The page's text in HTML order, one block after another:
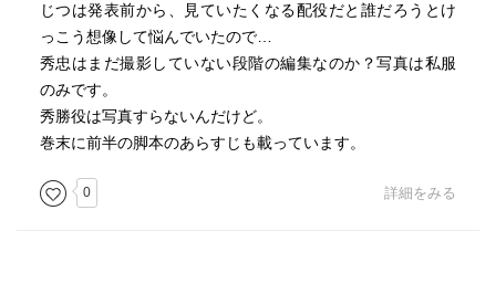
じつは発表前から、見ていたくなる配役だと誰だろうとけ
っこう想像して悩んでいたので…
秀忠はまだ撮影していない段階の編集なのか？写真は私服
のみです。
秀勝役は写真すらないんだけど。
巻末に前半の脚本のあらすじも載っています。
0 詳細をみる